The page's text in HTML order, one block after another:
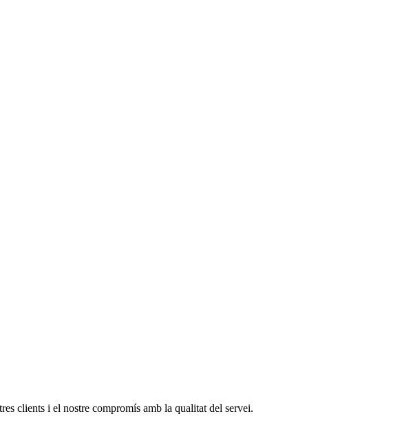
clients i el nostre compromís amb la qualitat del servei.